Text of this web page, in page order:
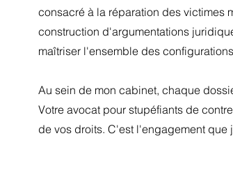
consacré à la réparation des victimes
construction d'argumentations
maîtriser l'ensemble des
Au sein de mon cabinet, chaque
Votre avocat pour stupéfiants de
de vos droits. C'est l'engagement que